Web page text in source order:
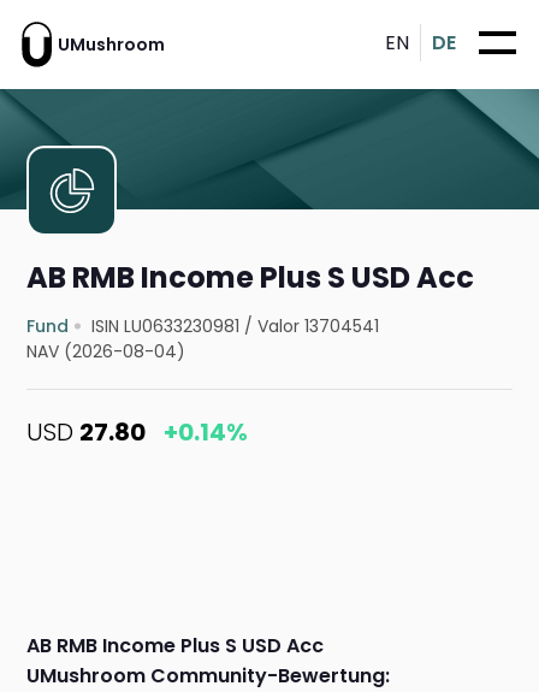
UMushroom EN DE
AB RMB Income Plus S USD Acc
Fund ISIN LU0633230981 /Valor 13704541
NAV (2026-08-04)
USD 27.80 +0.14%
AB RMB Income Plus S USD Acc
UMushroom Community-Bewertung: